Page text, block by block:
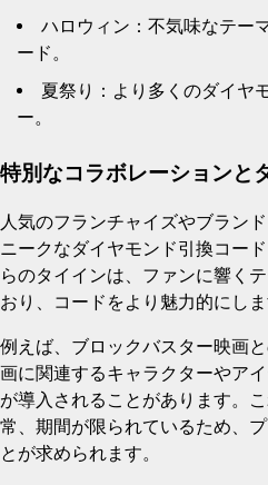
ハロウィン：不気味なテー
ード。
夏祭り：より多くのダイヤ
ー。
特別なコラボレーションと
人気のフランチャイズやブラン
ニークなダイヤモンド引換コー
らのタイインは、ファンに響く
おり、コードをより魅力的にしま
例えば、ブロックバスター映画
画に関連するキャラクターやア
が導入されることがあります。
常、期間が限られているため、
とが求められます。